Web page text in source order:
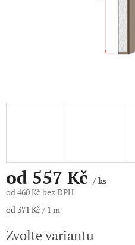
od 557 Kč / ks
od460 Kč bez DPH
Měrná
od 371 Kč / 1 m
Zvolte variantu